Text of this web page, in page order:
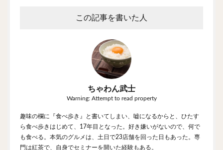
この記事を書いた人
ちゃわん武士
Warning: Attempt to read property
趣味の欄に『食べ歩き』と書いてしまい、嘘になるからと、ひたす
ら食べ歩きはじめて、17年目となった。好き嫌いがないので、何で
も食べる。本気のグルメは、土日で23店舗を回った日もあった。専
門は紅茶で、自身でセミナーを開いた経験もある。